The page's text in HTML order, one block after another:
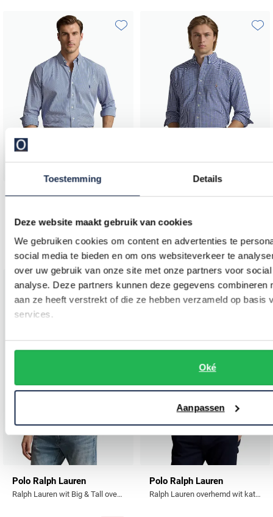
Toestemming Details
Deze website maakt gebruik van cookies
We gebruiken cookies om content en advertenties te
social media te bieden en om ons websiteverkeer te
over uw gebruik van onze site met onze partners voor
analyse. Deze partners kunnen deze gegevens combineren
aan ze heeft verstrekt of die ze hebben verzameld op basis
services.
Oké
Aanpassen
Polo Ralph Lauren
€ 155,00€ 124,00
-
20%
Toevoegen aan favorieten
Polo Ralph Lauren
€ 155,00€ 124,00
-
20%
Polo Ralph Lauren
Ralph Lauren wit Big & Tall overhemd
Toevoegen aan favorieten
Polo Ralph Lauren
Ralph Lauren overhemd wit katoen button-down